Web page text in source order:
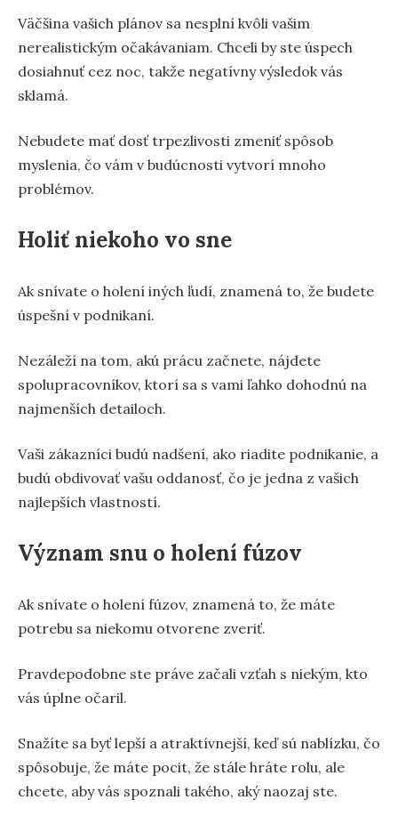
Väčšina vašich plánov sa nesplní kvôli vašim
nerealistickým očakávaniam. Chceli by ste úspech
dosiahnuť cez noc, takže negatívny výsledok vás
sklamá.
Nebudete mať dosť trpezlivosti zmeniť spôsob
myslenia, čo vám v budúcnosti vytvorí mnoho
problémov.
Holiť niekoho vo sne
Ak snívate o holení iných ľudí, znamená to, že budete
úspešní v podnikaní.
Nezáleží na tom, akú prácu začnete, nájdete
spolupracovníkov, ktorí sa s vami ľahko dohodnú na
najmenších detailoch.
Vaši zákazníci budú nadšení, ako riadite podnikanie, a
budú obdivovať vašu oddanosť, čo je jedna z vašich
najlepších vlastností.
Význam snu o holení fúzov
Ak snívate o holení fúzov, znamená to, že máte
potrebu sa niekomu otvorene zveriť.
Pravdepodobne ste práve začali vzťah s niekým, kto
vás úplne očaril.
Snažíte sa byť lepší a atraktívnejší, keď sú nablízku, čo
spôsobuje, že máte pocit, že stále hráte rolu, ale
chcete, aby vás spoznali takého, aký naozaj ste.